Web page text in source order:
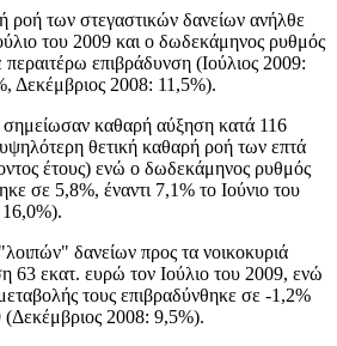
ροή των στεγαστικών δανείων ανήλθε
του 2009 και o δωδεκάμηνος ρυθμός
επιβράδυνση (Ιούλιος 2009:
Δεκέμβριος 2008: 11,5%).
σημείωσαν καθαρή αύξηση κατά 116
θετική καθαρή ροή των επτά
έτους) ενώ ο δωδεκάμηνος ρυθμός
σε 5,8%, έναντι 7,1% το Ιούνιο του
δανείων προς τα νοικοκυριά
63 εκατ. ευρώ τον Ιούλιο του 2009, ενώ
τους επιβραδύνθηκε σε -1,2%
(Δεκέμβριος 2008: 9,5%).